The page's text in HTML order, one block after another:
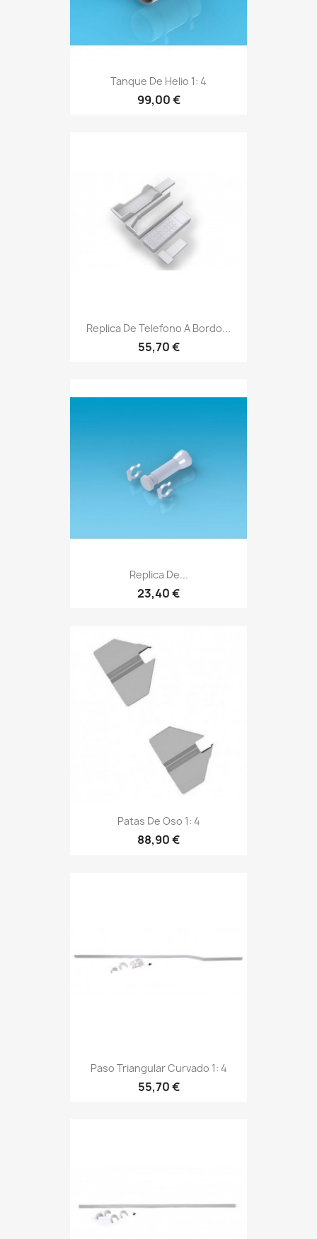
Tanque De Helio 1: 4
99,00 €
Replica De Telefono A Bordo...
55,70 €
Replica De...
23,40 €
Patas De Oso 1: 4
88,90 €
Paso Triangular Curvado 1: 4
55,70 €